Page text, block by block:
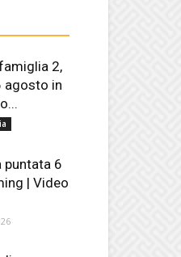
2,
agosto in
puntata 6
| Video